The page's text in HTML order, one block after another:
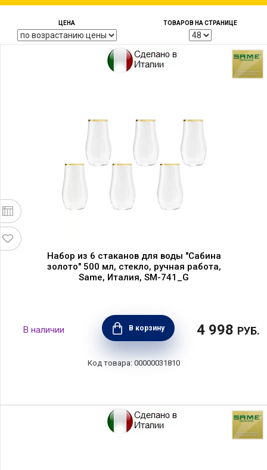
ЦЕНА ТОВАРОВ НА СТРАНИЦЕ
Набор из 6 стаканов для воды "Сабина
золото" 500 мл, стекло, ручная работа,
Same, Италия, SM-741_G
В корзину 4 998 РУБ.
00000031810